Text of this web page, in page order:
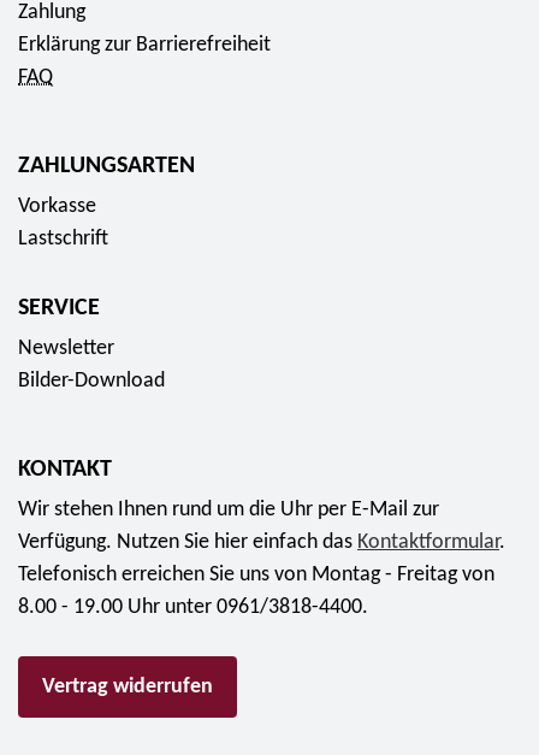
Zahlung
Erklärung zur Barrierefreiheit
FAQ
ZAHLUNGSARTEN
Vorkasse
Lastschrift
SERVICE
Newsletter
Bilder-Download
KONTAKT
Wir stehen Ihnen rund um die Uhr per E-Mail zur
Verfügung. Nutzen Sie hier einfach das Kontaktformular.
Telefonisch erreichen Sie uns von Montag - Freitag von
8.00 - 19.00 Uhr unter 0961/3818-4400.
Vertrag widerrufen